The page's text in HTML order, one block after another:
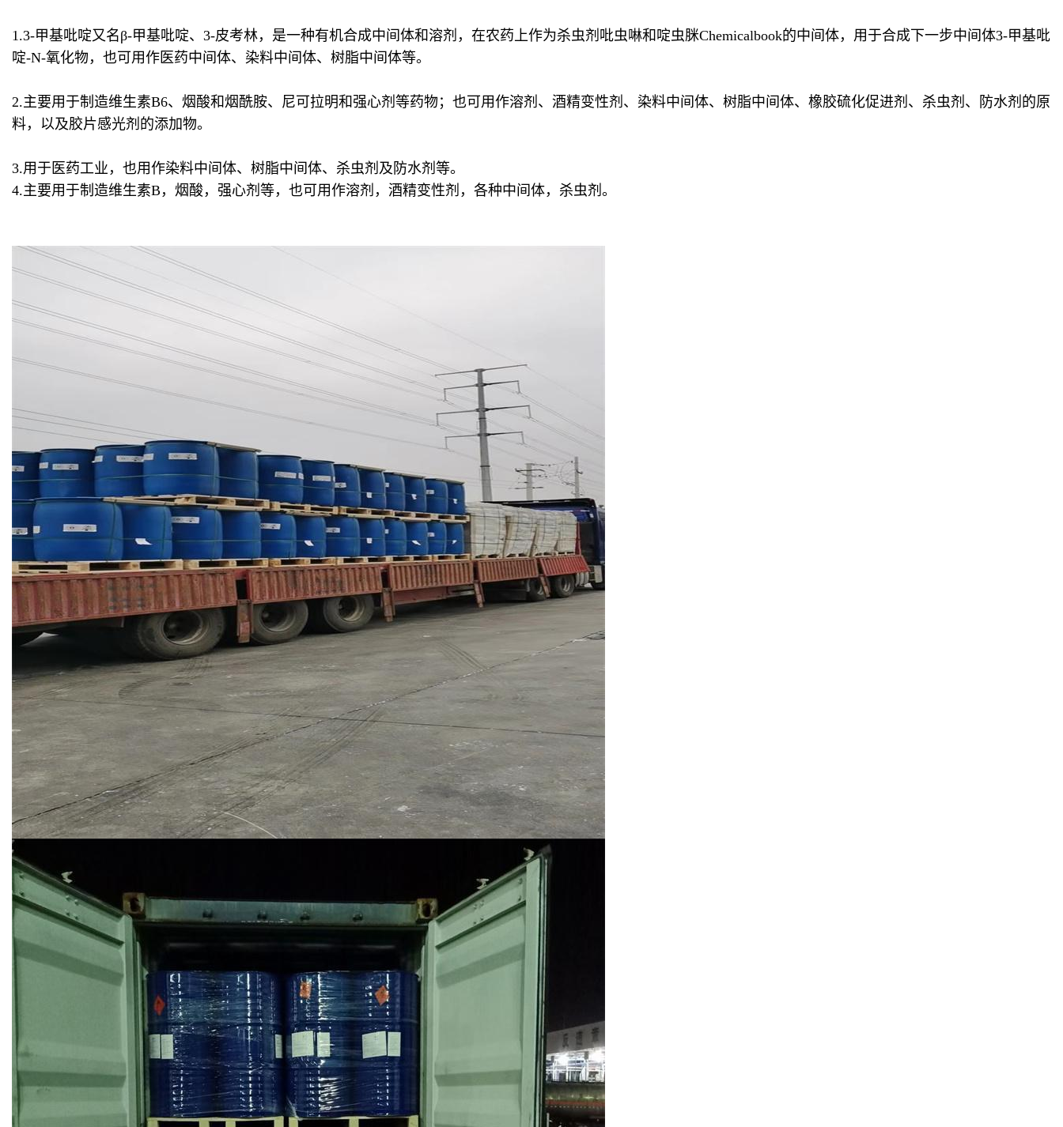
1.3-甲基吡啶又名β-甲基吡啶、3-皮考林，是一种有机合成中间体和溶剂，在农药上作为杀虫剂吡虫啉和啶虫脒Chemicalbook的中间体，用于合成下一步中间体3-甲基吡
啶-N-氧化物，也可用作医药中间体、染料中间体、树脂中间体等。
2.主要用于制造维生素B6、烟酸和烟酰胺、尼可拉明和强心剂等药物；也可用作溶剂、酒精变性剂、染料中间体、树脂中间体、橡胶硫化促进剂、杀虫剂、防水剂的原
料，以及胶片感光剂的添加物。
3.用于医药工业，也用作染料中间体、树脂中间体、杀虫剂及防水剂等。
4.主要用于制造维生素B，烟酸，强心剂等，也可用作溶剂，酒精变性剂，各种中间体，杀虫剂。